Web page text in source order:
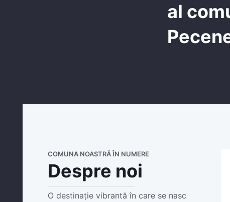
al
COMUNA NOASTRĂ ÎN NUMERE
Despre noi
O destinație vibrantă în care se nasc